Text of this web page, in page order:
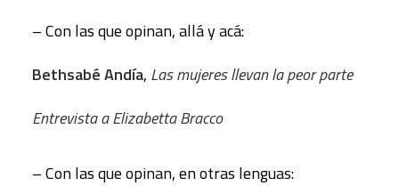
– Con las que opinan, allá y acá:
Bethsabé Andía, Las mujeres llevan la peor parte
Entrevista a Elizabetta Bracco
– Con las que opinan, en otras lenguas: